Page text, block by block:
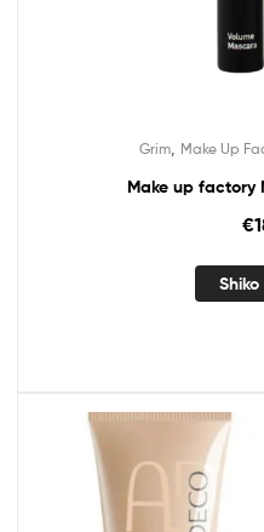
Grim, Make Up
Make up factory
€